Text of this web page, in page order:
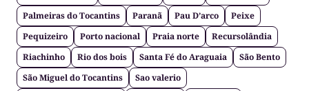
Palmeiras do Tocantins
Paranã Pau D’arco
Peixe
Pequizeiro
Porto nacional Praia norte
Recursolândia
Riachinho
Rio dos bois Santa Fé do Araguaia
São Bento
São Miguel do Tocantins
Sao valerio